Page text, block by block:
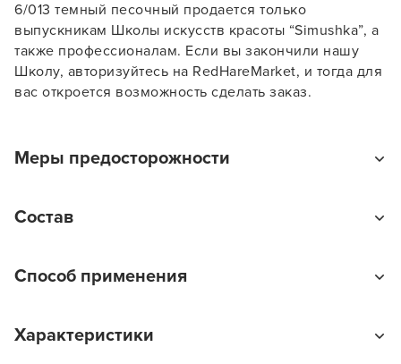
6/013 темный песочный продается только
выпускникам Школы искусств красоты “Simushka”, а
также профессионалам. Если вы закончили нашу
Школу, авторизуйтесь на RedHareMarket, и тогда для
вас откроется возможность сделать заказ.
Меры предосторожности
немедленно промойте их водой.
Состав
Alcohol, Ceteareth-33, Ethanolamine, Stearic Acid,
Cetearyl Sulfate, Hydrolyzed Vegetable Protein PG-
Способ применения
профессионального использования. Перед
Характеристики
В новом приложении RedHare Market для Android